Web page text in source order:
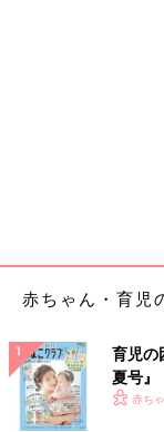
赤ちゃん・育児
育児の
夏号』
いっぱ
赤ち